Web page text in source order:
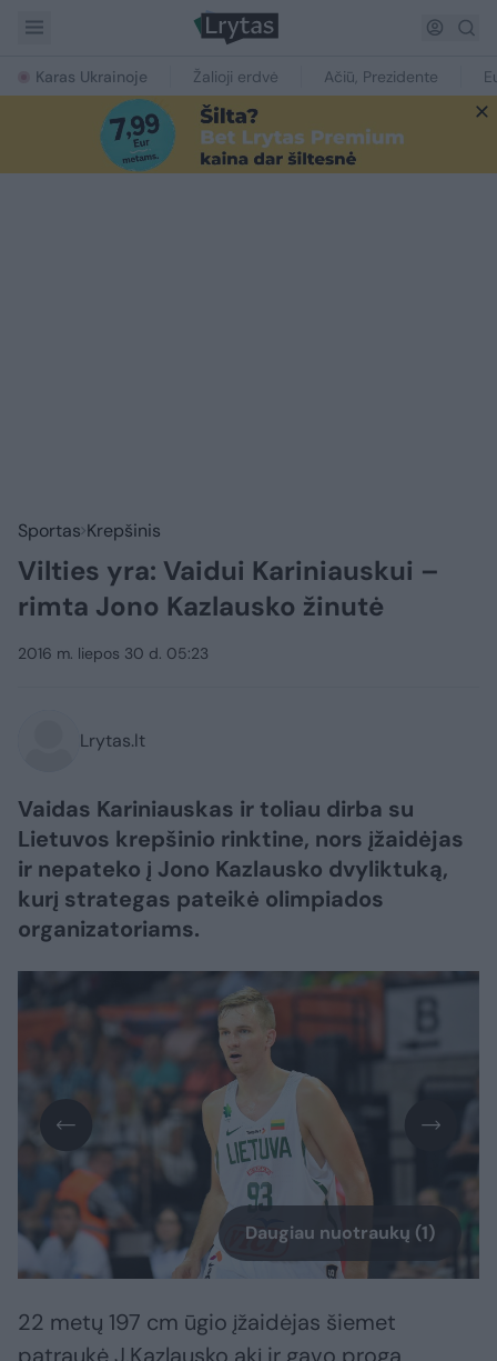
Karas Ukrainoje Žalioji erdvė Ačiū, Prezidente
Sportas Krepšinis
Vilties yra: Vaidui Kariniauskui –
rimta Jono Kazlausko žinutė
2016 m. liepos 30 d. 05:23
Lrytas.lt
Vaidas Kariniauskas ir toliau dirba su
Lietuvos krepšinio rinktine, nors įžaidėjas
ir nepateko į Jono Kazlausko dvyliktuką,
kurį strategas pateikė olimpiados
organizatoriams.
Daugiau nuotraukų (1)
22 metų 197 cm ūgio įžaidėjas šiemet